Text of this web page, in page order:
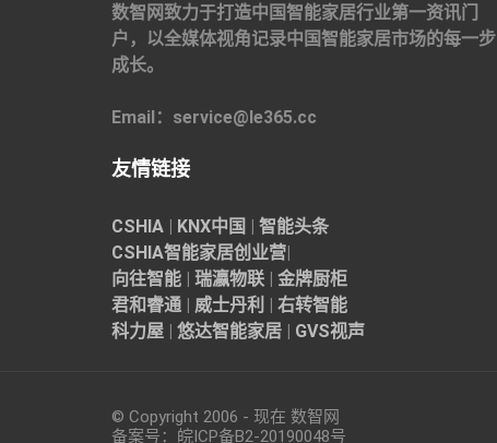
数智网致力于打造中国智能家居行业第一资讯门
户，以全媒体视角记录中国智能家居市场的每一步
成长。
Email：service@le365.cc
友情链接
CSHIA | KNX中国 | 智能头条
CSHIA智能家居创业营|
向往智能 | 瑞瀛物联 | 金牌厨柜
君和睿通 | 威士丹利 | 右转智能
科力屋 | 悠达智能家居 | GVS视声
© Copyright 2006 - 现在 数智网
备案号： 皖ICP备B2-20190048号